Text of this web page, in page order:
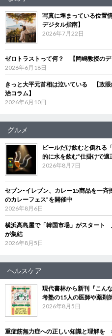
写真に埋まっている位置
デジタル指南】
2026年7月22日
ゼロトラストって何？ 【岡嶋教授のデ
2026年6月18日
きっと大平元首相は泣いている 【政
治コラム】
2026年6月10日
グルメ
ビールだけ飲むと倒れる
的に水を飲む”仕掛けで適
2026年8月7日
セブン‐イレブン、カレー15商品を一
のカレーフェス”を開催中
2026年8月6日
横浜高島屋で「韓国市場」がスタート
が集結
2026年8月5日
ヘルスケア
現代書林から新刊『こん
考塾の15人の医師や薬剤
2026年8月5日
重症筋無力症への正しい知識と理解を